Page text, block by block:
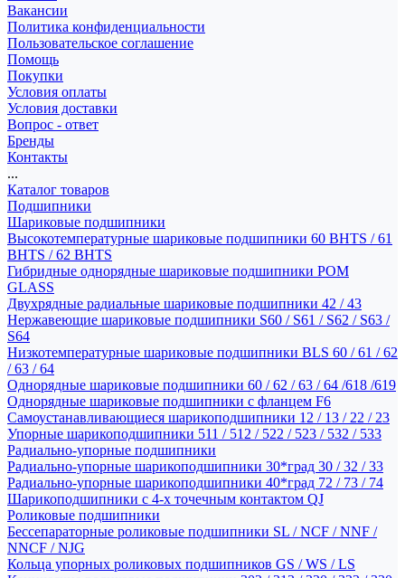
Вакансии
Политика конфиденциальности
Пользовательское соглашение
Помощь
Покупки
Условия оплаты
Условия доставки
Вопрос - ответ
Бренды
Контакты
...
Каталог товаров
Подшипники
Шариковые подшипники
Высокотемпературные шариковые подшипники 60 BHTS / 61
BHTS / 62 BHTS
Гибридные однорядные шариковые подшипники POM
GLASS
Двухрядные радиальные шариковые подшипники 42 / 43
Нержавеющие шариковые подшипники S60 / S61 / S62 / S63 /
S64
Низкотемпературные шариковые подшипники BLS 60 / 61 / 62
/ 63 / 64
Однорядные шариковые подшипники 60 / 62 / 63 / 64 /618 /619
Однорядные шариковые подшипники с фланцем F6
Самоустанавливающиеся шарикоподшипники 12 / 13 / 22 / 23
Упорные шарикоподшипники 511 / 512 / 522 / 523 / 532 / 533
Радиально-упорные подшипники
Радиально-упорные шарикоподшипники 30*град 30 / 32 / 33
Радиально-упорные шарикоподшипники 40*град 72 / 73 / 74
Шарикоподшипники с 4-х точечным контактом QJ
Роликовые подшипники
Бессепараторные роликовые подшипники SL / NCF / NNF /
NNCF / NJG
Кольца упорных роликовых подшипников GS / WS / LS